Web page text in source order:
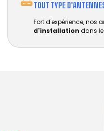
TOUT TYPE
Fort d'expérience, nos
d'installation dans